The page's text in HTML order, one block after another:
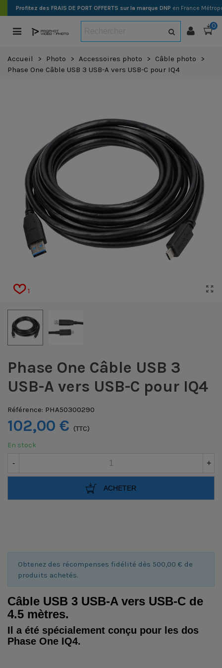
Profitez des FRAIS DE PORT OFFERTS sur la marque DNP en France
0
Accueil > Photo > Accessoires photo > Câble photo
>
Phase One Câble USB 3 USB-A vers USB-C pour IQ4
1
Phase One Câble USB 3
USB-A vers USB-C pour IQ4
Référence: PHA50300290
102,00 € (TTC)
En stock
- +
ACHETER
Obtenez des récompenses fidélité dès 500,00 € de
produits achetés.
Câble USB 3 USB-A vers USB-C de
4.5 mètres.
Il a été spécialement conçu pour les dos
Phase One IQ4.